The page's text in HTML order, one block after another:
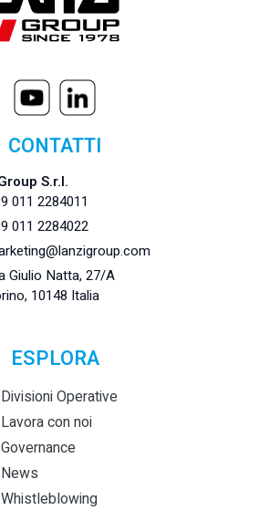
CONTATTI
S.r.l.
011 2284011
011 2284022
Giulio Natta, 27/A
10148 Italia
ESPLORA
Divisioni Operative
Lavora con noi
Governance
News
Whistleblowing